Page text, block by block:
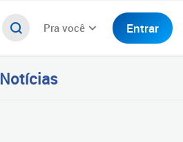
Pra você Entrar
Notícias